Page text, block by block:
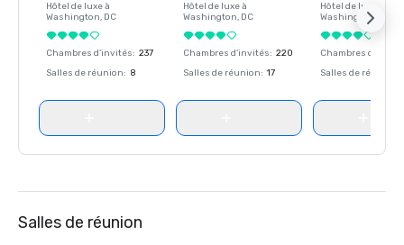
Hôtel de luxe à
Washington, DC
Chambres d'invités: 237
Salles de réunion: 8
Hôtel de luxe à
Washington, DC
Chambres d'invités: 220
Salles de réunion: 17
Hôtel de luxe à
Washington
Chambres
Salles de réunion
Salles de réunion